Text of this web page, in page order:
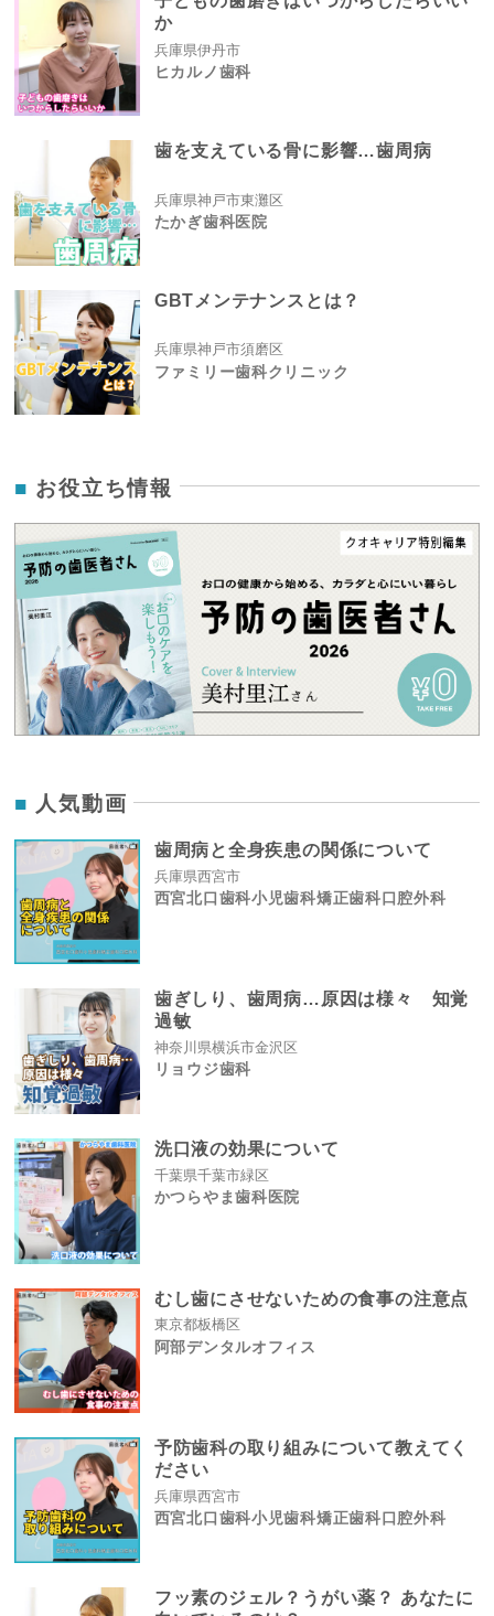
か
兵庫県伊丹市
ヒカルノ歯科
歯を支えている骨に影響…歯周病
兵庫県神戸市東灘区
たかぎ歯科医院
GBTメンテナンスとは？
兵庫県神戸市須磨区
ファミリー歯科クリニック
お役立ち情報
人気動画
歯周病と全身疾患の関係について
兵庫県西宮市
西宮北口歯科小児歯科矯正歯科口腔外科
歯ぎしり、歯周病…原因は様々 知覚
過敏
神奈川県横浜市金沢区
リョウジ歯科
洗口液の効果について
千葉県千葉市緑区
かつらやま歯科医院
むし歯にさせないための食事の注意点
東京都板橋区
阿部デンタルオフィス
予防歯科の取り組みについて教えてく
ださい
兵庫県西宮市
西宮北口歯科小児歯科矯正歯科口腔外科
フッ素のジェル？うがい薬？ あなたに